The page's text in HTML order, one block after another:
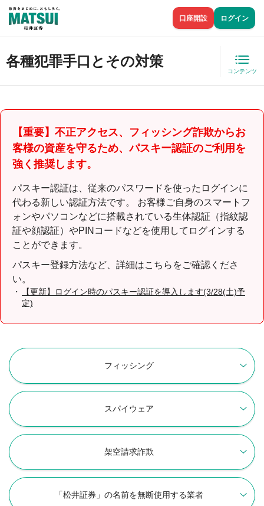
口座開設 ログイン
各種犯罪手口とその対策
コンテンツ
【重要】不正アクセス、フィッシング詐欺からお
客様の資産を守るため、パスキー認証のご利用を
強く推奨します。
パスキー認証は、従来のパスワードを使ったログインに
代わる新しい認証方法です。 お客様ご自身のスマートフ
ォンやパソコンなどに搭載されている生体認証（指紋認
証や顔認証）やPINコードなどを使用してログインする
ことができます。
パスキー登録方法など、詳細はこちらをご確認くださ
い。
【更新】ログイン時のパスキー認証を導入します(3/28(土)予
定)
フィッシング
スパイウェア
架空請求詐欺
「松井証券」の名前を無断使用する業者